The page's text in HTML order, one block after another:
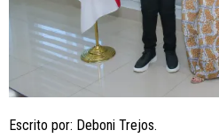
Escrito por: Deboni Trejos.